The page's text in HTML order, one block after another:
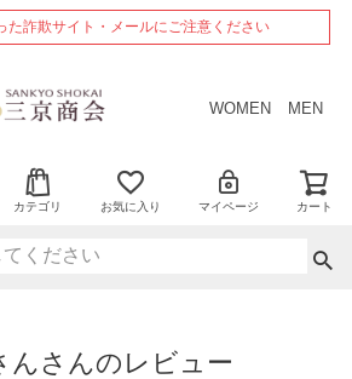
た詐欺サイト・メールにご注意ください
WOMEN MEN
カテゴリ お気に入り マイページ カート
んさんのレビュー
ペー